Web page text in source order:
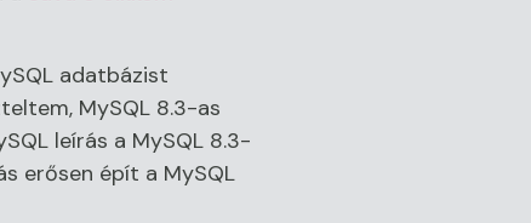
adatbázist
MySQL 8.3-as
leírás a MySQL 8.3-
erősen épít a MySQL